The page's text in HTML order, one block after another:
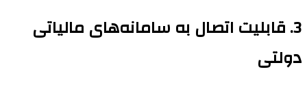
3. قابلیت اتصال به سامانه‌های مالیاتی
دولتی